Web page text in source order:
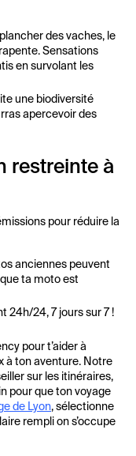
des vaches, le
Sensations
en survolant les
une biodiversité
apercevoir des
restreinte à
pour réduire la
anciennes peuvent
ta moto est
24h/24, 7 jours sur 7 !
pour t’aider à
à ton aventure. Notre
sur les itinéraires,
pour que ton voyage
de Lyon, sélectionne
rempli on s’occupe